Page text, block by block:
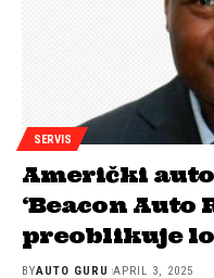
SERVIS
Američki
‘Beacon Auto
preoblikuje
BYAUTO GURU APRIL 3, 2025